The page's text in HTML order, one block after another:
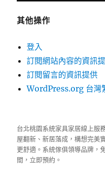
其他操作
登入
訂閱網站內容的資訊
訂閱留言的資訊提供
WordPress.org 台灣
台北桃園系統家具家居線上服
屋翻新、新居落成，構想完美
更舒適。 系統傢俱領導品牌，
間，立即預約。